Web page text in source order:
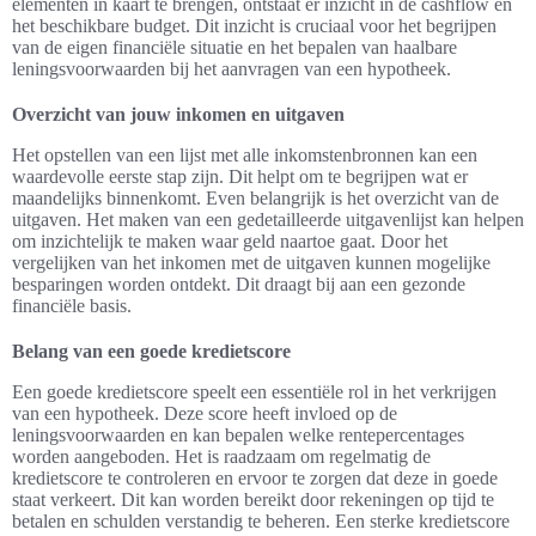
elementen in kaart te brengen, ontstaat er inzicht in de cashflow en
het beschikbare budget. Dit inzicht is cruciaal voor het begrijpen
van de eigen financiële situatie en het bepalen van haalbare
leningsvoorwaarden bij het aanvragen van een hypotheek.
Overzicht van jouw inkomen en uitgaven
Het opstellen van een lijst met alle inkomstenbronnen kan een
waardevolle eerste stap zijn. Dit helpt om te begrijpen wat er
maandelijks binnenkomt. Even belangrijk is het overzicht van de
uitgaven. Het maken van een gedetailleerde uitgavenlijst kan helpen
om inzichtelijk te maken waar geld naartoe gaat. Door het
vergelijken van het inkomen met de uitgaven kunnen mogelijke
besparingen worden ontdekt. Dit draagt bij aan een gezonde
financiële basis.
Belang van een goede kredietscore
Een goede kredietscore speelt een essentiële rol in het verkrijgen
van een hypotheek. Deze score heeft invloed op de
leningsvoorwaarden en kan bepalen welke rentepercentages
worden aangeboden. Het is raadzaam om regelmatig de
kredietscore te controleren en ervoor te zorgen dat deze in goede
staat verkeert. Dit kan worden bereikt door rekeningen op tijd te
betalen en schulden verstandig te beheren. Een sterke kredietscore